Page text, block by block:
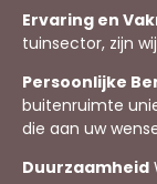
Ervaring en
tuinsector, zijn
Persoonlijke
buitenruimte
die aan uw
Duurzaamheid